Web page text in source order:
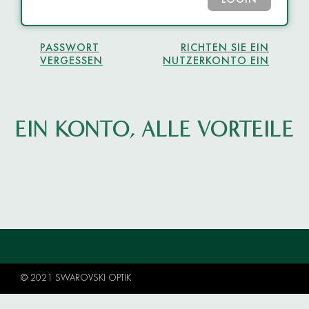
PASSWORT
VERGESSEN
RICHTEN SIE EIN
NUTZERKONTO EIN
EIN KONTO, ALLE VORTEILE
© 2021 SWAROVSKI OPTIK